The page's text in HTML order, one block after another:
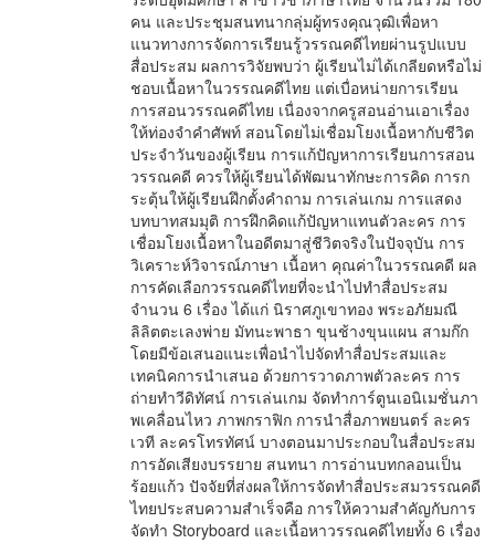
คน และประชุมสนทนากลุ่มผู้ทรงคุณวุฒิเพื่อหา
แนวทางการจัดการเรียนรู้วรรณคดีไทยผ่านรูปแบบ
สื่อประสม ผลการวิจัยพบว่า ผู้เรียนไม่ได้เกลียดหรือไม่
ชอบเนื้อหาในวรรณคดีไทย แต่เบื่อหน่ายการเรียน
การสอนวรรณคดีไทย เนื่องจากครูสอนอ่านเอาเรื่อง
ให้ท่องจำคำศัพท์ สอนโดยไม่เชื่อมโยงเนื้อหากับชีวิต
ประจำวันของผู้เรียน การแก้ปัญหาการเรียนการสอน
วรรณคดี ควรให้ผู้เรียนได้พัฒนาทักษะการคิด การก
ระตุ้นให้ผู้เรียนฝึกตั้งคำถาม การเล่นเกม การแสดง
บทบาทสมมุติ การฝึกคิดแก้ปัญหาแทนตัวละคร การ
เชื่อมโยงเนื้อหาในอดีตมาสู่ชีวิตจริงในปัจจุบัน การ
วิเคราะห์วิจารณ์ภาษา เนื้อหา คุณค่าในวรรณคดี ผล
การคัดเลือกวรรณคดีไทยที่จะนำไปทำสื่อประสม
จำนวน 6 เรื่อง ได้แก่ นิราศภูเขาทอง พระอภัยมณี
ลิลิตตะเลงพ่าย มัทนะพาธา ขุนช้างขุนแผน สามก๊ก
โดยมีข้อเสนอแนะเพื่อนำไปจัดทำสื่อประสมและ
เทคนิคการนำเสนอ ด้วยการวาดภาพตัวละคร การ
ถ่ายทำวีดิทัศน์ การเล่นเกม จัดทำการ์ตูนเอนิเมชั่นภา
พเคลื่อนไหว ภาพกราฟิก การนำสื่อภาพยนตร์ ละคร
เวที ละครโทรทัศน์ บางตอนมาประกอบในสื่อประสม
การอัดเสียงบรรยาย สนทนา การอ่านบทกลอนเป็น
ร้อยแก้ว ปัจจัยที่ส่งผลให้การจัดทำสื่อประสมวรรณคดี
ไทยประสบความสำเร็จคือ การให้ความสำคัญกับการ
จัดทำ Storyboard และเนื้อหาวรรณคดีไทยทั้ง 6 เรื่อง